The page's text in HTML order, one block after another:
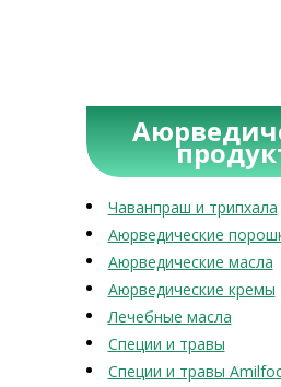
Чаванпраш и трипхала
Аюрведические
Аюрведические масла
Аюрведические кремы
Лечебные масла
Специи и травы
Специи и травы